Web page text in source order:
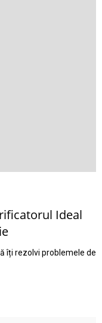
Ideal
îți rezolvi problemele de